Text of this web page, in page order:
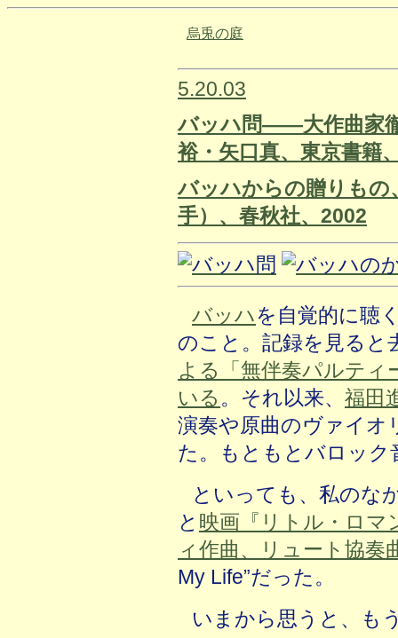
烏兎の庭
5.20.03
バッハ問――大作曲家
裕・矢口真、東京書籍
バッハからの贈りもの
手）、春秋社、2002
バッハを自覚的に聴
のこと。記録を見ると
よる「無伴奏パルティ
いる 。それ以来、 福田
演奏や原曲のヴァイオ
た。もともとバロッ
といっても、私のな
と 映画『リトル・ロマ
ィ作曲、リュート協奏
My Life”だった。
いまから思うと、も